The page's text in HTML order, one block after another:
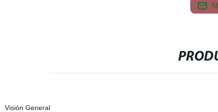
Visión General